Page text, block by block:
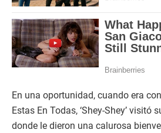
En una oportunidad, cuando era
Estas En Todas, ‘Shey-Shey’ visitó
donde le dieron una calurosa